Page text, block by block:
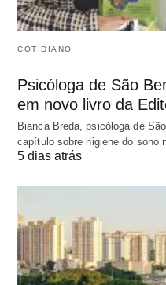
COTIDIANO
Psicóloga de São
em novo livro da
Bianca Breda, psicóloga de
capítulo sobre higiene do sono
5 dias atrás